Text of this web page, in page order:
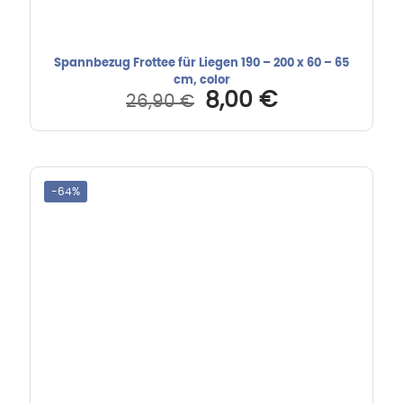
Spannbezug Frottee für Liegen 190 – 200 x 60 – 65
cm, color
26,90€ Ursprünglicher
Preis
war:
8,00 €Aktueller
ist:
-64%